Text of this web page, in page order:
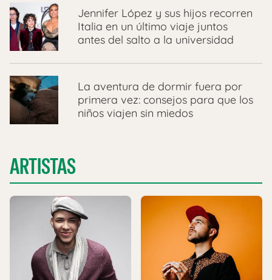
Jennifer López y sus hijos recorren
Italia en un último viaje juntos
antes del salto a la universidad
La aventura de dormir fuera por
primera vez: consejos para que los
niños viajen sin miedos
ARTISTAS